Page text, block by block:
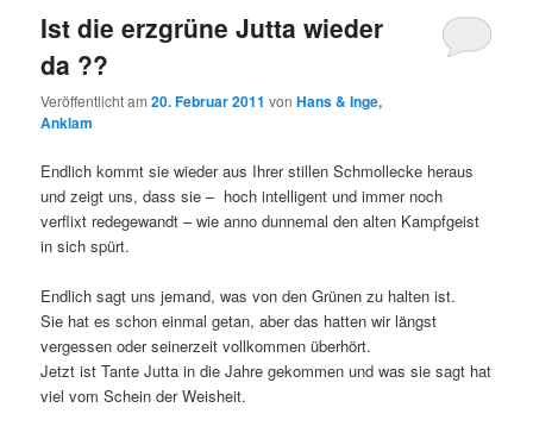
Ist die erzgrüne Jutta wieder
da ??
Veröffentlicht am20. Februar 2011 vonHans & Inge,
Anklam
Endlich kommt sie wieder aus Ihrer stillen Schmollecke heraus
und zeigt uns, dass sie – hoch intelligent und immer noch
verflixt redegewandt – wie anno dunnemal den alten Kampfgeist
in sich spürt.
Endlich sagt uns jemand, was von den Grünen zu halten ist.
Sie hat es schon einmal getan, aber das hatten wir längst
vergessen oder seinerzeit vollkommen überhört.
Jetzt ist Tante Jutta in die Jahre gekommen und was sie sagt hat
viel vom Schein der Weisheit.